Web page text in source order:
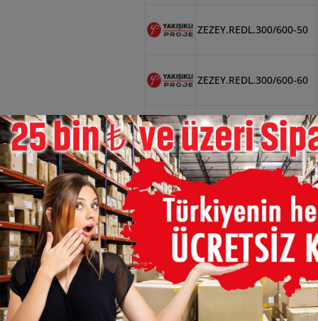
ZEZEY.REDL.300/600-50
ZEZEY.REDL.300/600-60
ZEZEY.REDL.300/600-75
ZEZEY.REDL.400/500-100
ZEZEY.REDL.400/500-40
ZEZEY.REDL.400/500-50
×